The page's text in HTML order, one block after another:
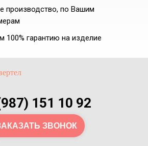
производство, по Вашим
100% гарантию на изделие
151 10 92
ЗВОНОК